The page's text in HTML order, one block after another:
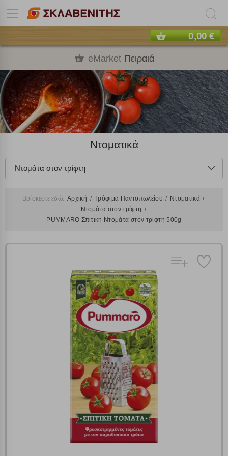
0,00 €
eMarket Πειραιά
Ντοματικά
Ντομάτα στον τρίφτη
Βρίσκεστε εδώ: Αρχική Τρόφιμα Παντοπωλείου
Ντοματικά
Ντομάτα στον τρίφτη
PUMMARO Σπιτική Ντομάτα στον τρίφτη 500g